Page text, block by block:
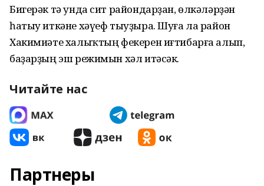
Бигерәк тә унда сит райондарҙан, өлкәләрҙән
һатыу иткәне хәүеф тыуҙыра. Шуға ла район
Хакимиәте халыҡтың фекерен иғтибарға алып,
баҙарҙың эш режимын хәл итәсәк.
Читайте нас
Партнеры